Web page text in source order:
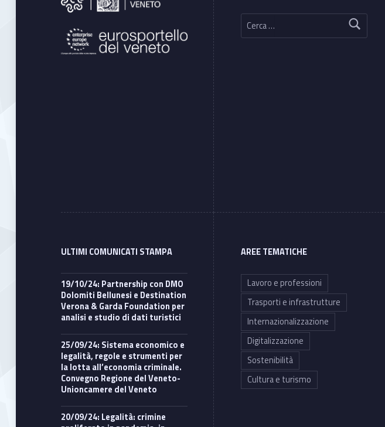
Ricerca per:
ULTIMI COMUNICATI STAMPA
19/10/24: Partnership con DMO
Dolomiti Bellunesi e Destination
Verona & Garda Foundation per
analisi e studio di dati turistici
25/09/24: Sistema economico e
legalità, regole e strumenti per
la lotta all’economia criminale.
Convegno Regione del Veneto-
Unioncamere del Veneto
20/09/24: Legalità: crimine
AREE TEMATICHE
Lavoro e professioni
Trasporti e infrastrutture
Internazionalizzazione
Digitalizzazione
Sostenibilità
Cultura e turismo